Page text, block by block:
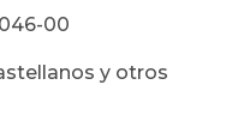
00
y otros